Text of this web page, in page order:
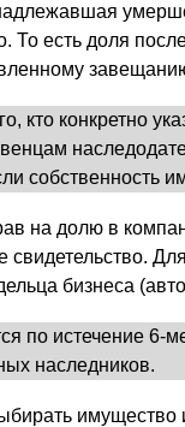
То есть доля
кто конкретно
собственность
на долю в
свидетельство.
бизнеса
по истечение 6-
наследников.
имущество